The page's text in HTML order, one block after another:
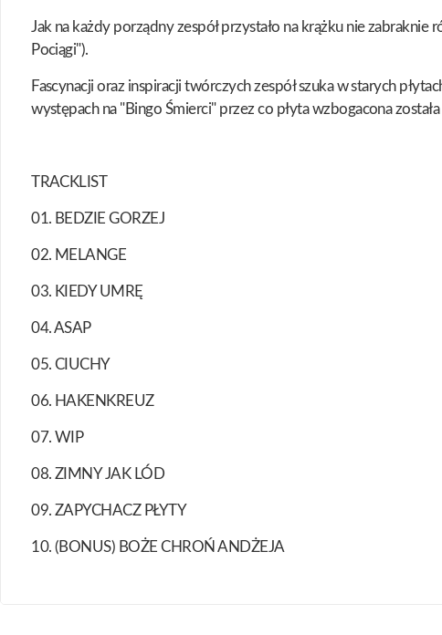
Jak na każdy porządny zespół przystało na krążku nie
Pociągi").
Fascynacji oraz inspiracji twórczych zespół szuka w starych
występach na "Bingo Śmierci" przez co płyta wzbogacona
TRACKLIST
01. BEDZIE GORZEJ
02. MELANGE
03. KIEDY UMRĘ
04. ASAP
05. CIUCHY
06. HAKENKREUZ
07. WIP
08. ZIMNY JAK LÓD
09. ZAPYCHACZ PŁYTY
10. (BONUS) BOŻE CHROŃ ANDŻEJA